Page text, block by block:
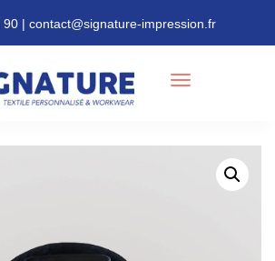
| contact@signature-impression.fr